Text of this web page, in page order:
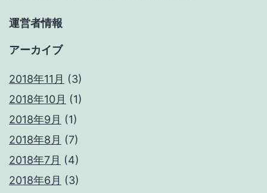
運営者情報
アーカイブ
2018年11月 (3)
2018年10月 (1)
2018年9月 (1)
2018年8月 (7)
2018年7月 (4)
2018年6月 (3)